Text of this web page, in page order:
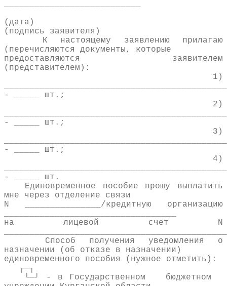
(дата)
(подпись заявителя)
К настоящему заявлению прилагаю
(перечисляются документы, которые
предоставляются заявителем
(представителем):
1)
- _____ шт.;
2)
- _____ шт.;
3)
- _____ шт.;
4)
- _____ шт.
Единовременное пособие прошу выплатить
мне через отделение связи
N _______________/кредитную организацию
на лицевой счет N
Способ получения уведомления о
назначении (об отказе в назначении)
единовременного пособия (нужное отметить):
┌─┐
└─┘ - в Государственном бюджетном